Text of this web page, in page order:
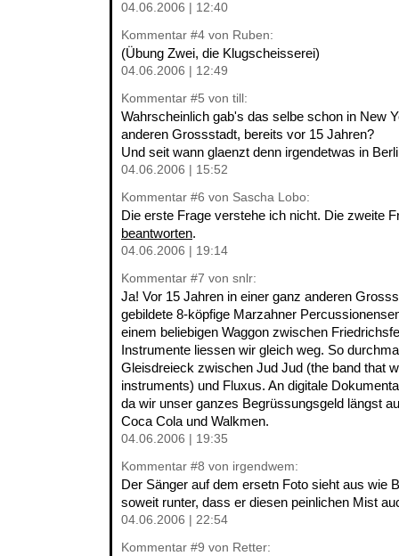
04.06.2006 | 12:40
Kommentar #4 von Ruben:
(Übung Zwei, die Klugscheisserei)
04.06.2006 | 12:49
Kommentar #5 von till:
Wahrscheinlich gab's das selbe schon in New
anderen Grossstadt, bereits vor 15 Jahren?
Und seit wann glaenzt denn irgendetwas in
04.06.2006 | 15:52
Kommentar #6 von Sascha Lobo:
Die erste Frage verstehe ich nicht. Die zweite
beantworten.
04.06.2006 | 19:14
Kommentar #7 von snlr:
Ja! Vor 15 Jahren in einer ganz anderen
gebildete 8-köpfige Marzahner
einem beliebigen Waggon zwischen
Instrumente liessen wir gleich weg. So
Gleisdreieck zwischen Jud Jud (the band that
instruments) und Fluxus. An digitale
da wir unser ganzes Begrüssungsgeld längst
Coca Cola und Walkmen.
04.06.2006 | 19:35
Kommentar #8 von irgendwem:
Der Sänger auf dem ersetn Foto sieht aus wie
soweit runter, dass er diesen peinlichen Mist
04.06.2006 | 22:54
Kommentar #9 von Retter: